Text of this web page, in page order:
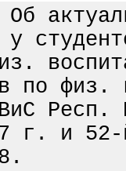
у
по физ.
Респ.
г. и